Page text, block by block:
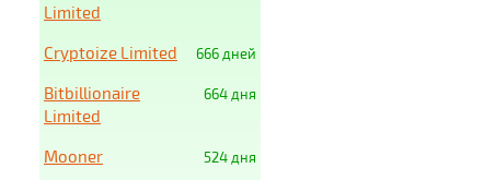
Limited
666 дней
Cryptoize Limited
664 дня
Bitbillionaire
Limited
524 дня
Mooner